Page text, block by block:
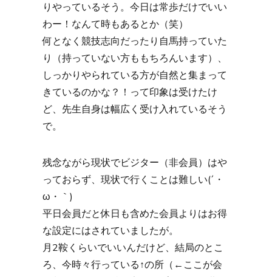
りやっているそう。今日は常歩だけでいい
わー！なんて時もあるとか（笑）
何となく競技志向だったり自馬持っていた
り（持っていない方ももちろんいます）、
しっかりやられている方が自然と集まって
きているのかな？！って印象は受けたけ
ど、先生自身は幅広く受け入れているそう
で。
残念ながら現状でビジター（非会員）はや
っておらず、現状で行くことは難しい(´・
ω・｀)
平日会員だと休日も含めた会員よりはお得
な設定にはされていましたが。
月2鞍くらいでいいんだけど、結局のとこ
ろ、今時々行っている↑の所（←ここが会